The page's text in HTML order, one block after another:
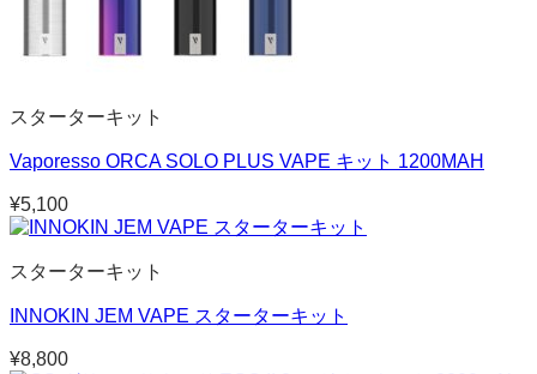
スターターキット
Vaporesso ORCA SOLO PLUS VAPE キット 1200MAH
¥5,100
スターターキット
INNOKIN JEM VAPE スターターキット
¥8,800